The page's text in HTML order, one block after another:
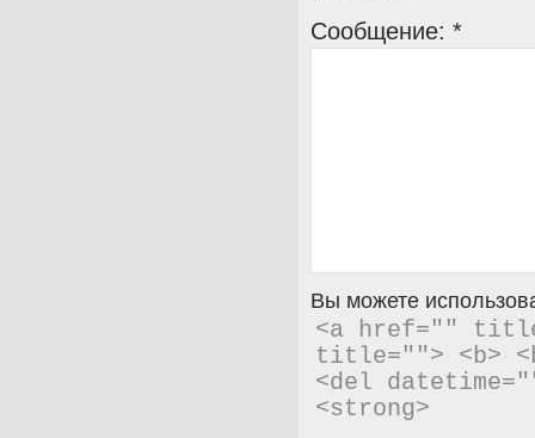
Сообщение: *
Вы можете
<a href=""
title=""> <b>
<del
<strong>